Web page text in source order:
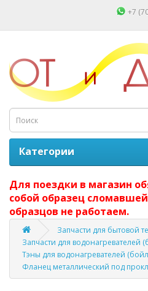
+7
Категории
Для поездки в магазин
собой образец
образцов не работаем.
Запчасти для бытовой
Запчасти для водонагревателей
Тэны для водонагревателей
Фланец металлический под